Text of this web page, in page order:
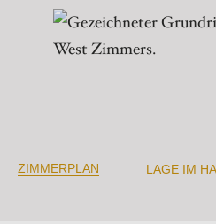
ZIMMERPLAN LAGE IM